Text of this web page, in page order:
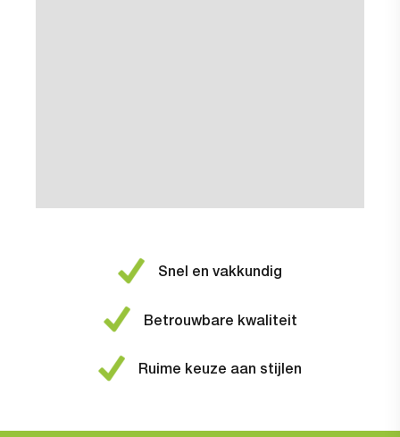
Snel en vakkundig
Betrouwbare kwaliteit
Ruime keuze aan stijlen